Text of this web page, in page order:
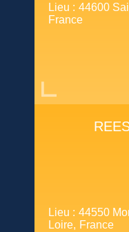
Lieu : 44600
France
Lieu : 44550
Loire, France